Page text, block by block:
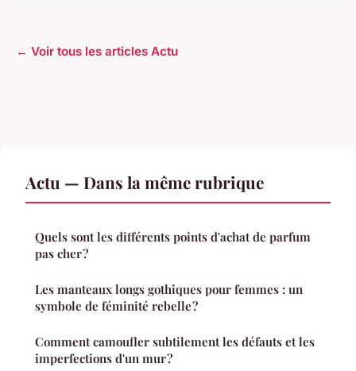
← Voir tous les articles Actu
Actu — Dans la même rubrique
Quels sont les différents points d'achat de parfum
pas cher ?
Les manteaux longs gothiques pour femmes : un
symbole de féminité rebelle ?
Comment camoufler subtilement les défauts et les
imperfections d'un mur ?